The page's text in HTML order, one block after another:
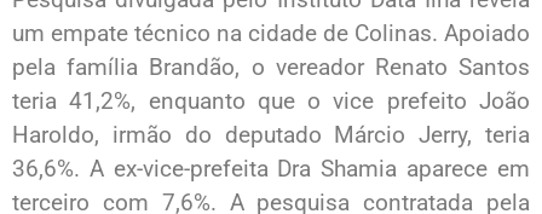
um empate técnico na cidade de Colinas. Apoiado
pela família Brandão, o vereador Renato Santos
teria 41,2%, enquanto que o vice prefeito João
Haroldo, irmão do deputado Márcio Jerry, teria
36,6%. A ex-vice-prefeita Dra Shamia aparece em
terceiro com 7,6%. A pesquisa contratada pela